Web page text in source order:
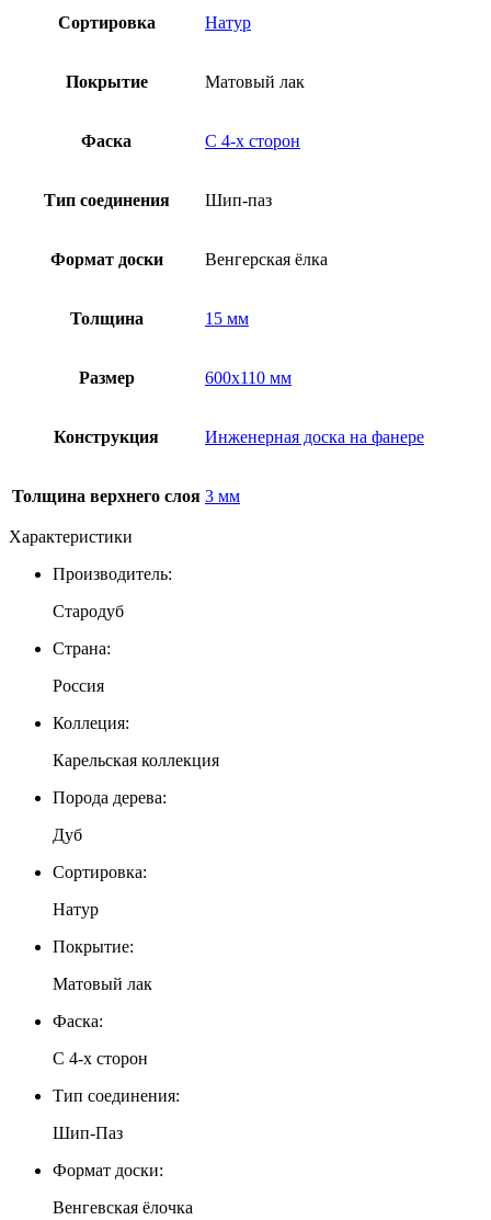
Сортировка Натур
Покрытие Матовый лак
Фаска С 4-x сторон
Тип соединения Шип-паз
Формат доски Венгерская ёлка
Толщина 15 мм
Размер 600х110 мм
Конструкция Инженерная доска на фанере
Толщина верхнего слоя 3 мм
Характеристики
Производитель:
Стародуб
Страна:
Россия
Коллеция:
Карельская коллекция
Порода дерева:
Дуб
Сортировка:
Натур
Покрытие:
Матовый лак
Фаска:
С 4-x сторон
Тип соединения:
Шип-Паз
Формат доски:
Венгевская ёлочка